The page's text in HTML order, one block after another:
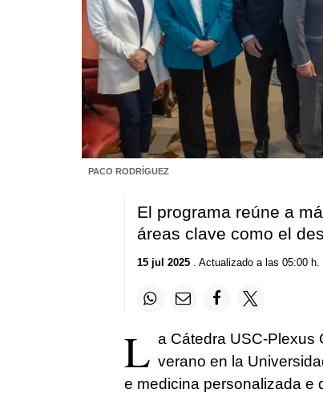
PACO RODRÍGUEZ
El programa reúne a
áreas clave como el
15 jul 2025. Actualizado a las 05:00 h.
L a Cátedra USC-Plexus
verano en la
e medicina personalizada e